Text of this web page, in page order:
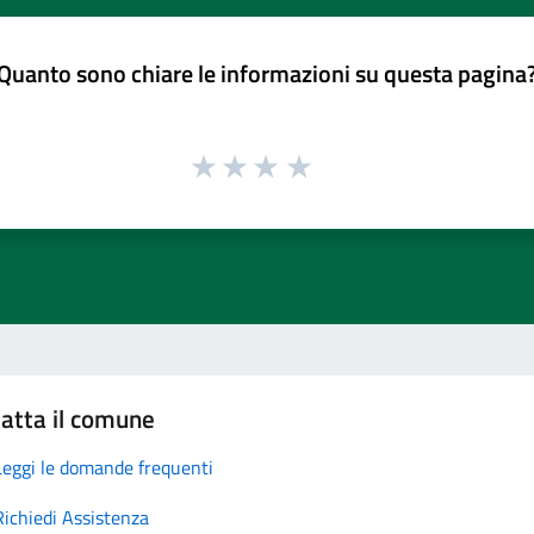
sono chiare le informazioni su questa
il comune
le domande frequenti
Assistenza